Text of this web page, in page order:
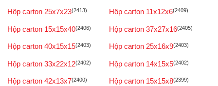
Hộp carton 25x7x23(2413) Hộp carton 11x12x6(2409)
Hộp carton 15x15x40(2406) Hộp carton 37x27x16(2405)
Hộp carton 40x15x15(2403) Hộp carton 25x16x9(2403)
Hộp carton 33x22x12(2402) Hộp carton 14x15x5(2402)
Hộp carton 42x13x7(2400) Hộp carton 15x15x8(2399)